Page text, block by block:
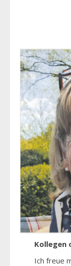
Kollegen
Ich freue